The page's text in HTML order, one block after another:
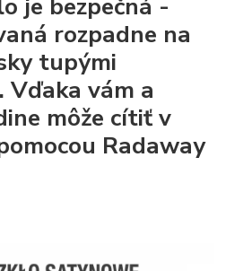
rozpadne na
tupými
Vďaka vám a
môže cítiť v
Radaway